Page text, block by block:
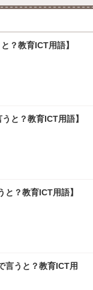
？教育ICT用語】
と？教育ICT用語】
？教育ICT用語】
言うと？教育ICT用